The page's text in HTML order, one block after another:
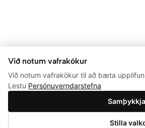
Við notum vafrakökur
Við notum vafrakökur til að bæta
Lestu Persónuverndarstefna
Stilla